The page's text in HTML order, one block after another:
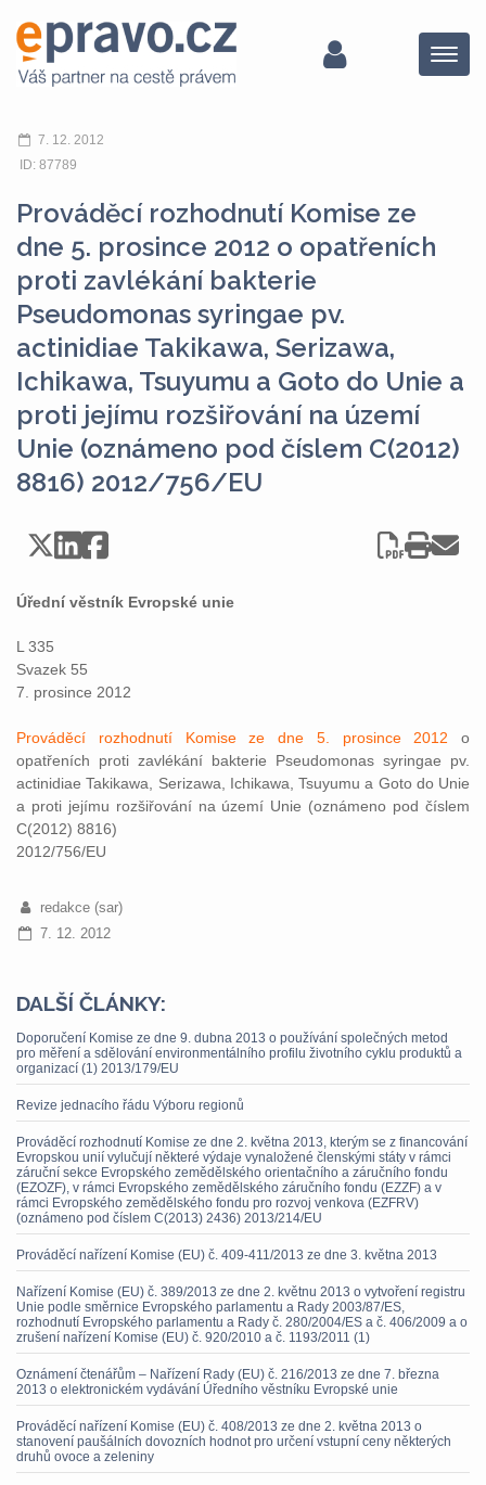
Menu
7. 12. 2012
ID: 87789
Prováděcí rozhodnutí Komise ze
dne 5. prosince 2012 o opatřeních
proti zavlékání bakterie
Pseudomonas syringae pv.
actinidiae Takikawa, Serizawa,
Ichikawa, Tsuyumu a Goto do Unie a
proti jejímu rozšiřování na území
Unie (oznámeno pod číslem C(2012)
8816) 2012/756/EU
Úřední věstník Evropské unie
L 335
Svazek 55
7. prosince 2012
Prováděcí rozhodnutí Komise ze dne 5. prosince 2012 o
opatřeních proti zavlékání bakterie Pseudomonas syringae pv.
actinidiae Takikawa, Serizawa, Ichikawa, Tsuyumu a Goto do Unie
a proti jejímu rozšiřování na území Unie (oznámeno pod číslem
C(2012) 8816)
2012/756/EU
redakce (sar)
7. 12. 2012
DALŠÍ ČLÁNKY:
Doporučení Komise ze dne 9. dubna 2013 o používání společných metod
pro měření a sdělování environmentálního profilu životního cyklu produktů a
organizací (1) 2013/179/EU
Revize jednacího řádu Výboru regionů
Prováděcí rozhodnutí Komise ze dne 2. května 2013, kterým se z financování
Evropskou unií vylučují některé výdaje vynaložené členskými státy v rámci
záruční sekce Evropského zemědělského orientačního a záručního fondu
(EZOZF), v rámci Evropského zemědělského záručního fondu (EZZF) a v
rámci Evropského zemědělského fondu pro rozvoj venkova (EZFRV)
(oznámeno pod číslem C(2013) 2436) 2013/214/EU
Prováděcí nařízení Komise (EU) č. 409-411/2013 ze dne 3. května 2013
Nařízení Komise (EU) č. 389/2013 ze dne 2. květnu 2013 o vytvoření registru
Unie podle směrnice Evropského parlamentu a Rady 2003/87/ES,
rozhodnutí Evropského parlamentu a Rady č. 280/2004/ES a č. 406/2009 a o
zrušení nařízení Komise (EU) č. 920/2010 a č. 1193/2011 (1)
Oznámení čtenářům – Nařízení Rady (EU) č. 216/2013 ze dne 7. března
2013 o elektronickém vydávání Úředního věstníku Evropské unie
Prováděcí nařízení Komise (EU) č. 408/2013 ze dne 2. května 2013 o
stanovení paušálních dovozních hodnot pro určení vstupní ceny některých
druhů ovoce a zeleniny